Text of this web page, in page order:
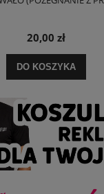
20,00 zł
DO KOSZYKA